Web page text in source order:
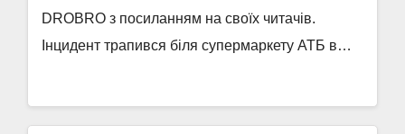
DROBRO з посиланням на своїх читачів.
Інцидент трапився біля супермаркету АТБ в…